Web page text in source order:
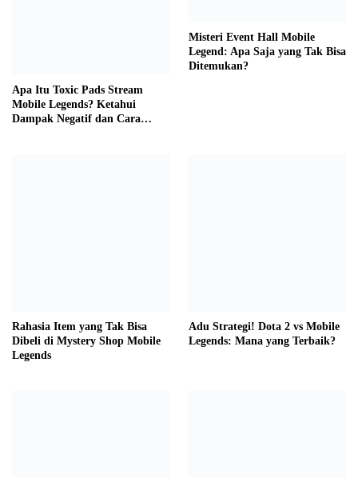
Apa Itu Toxic Pads Stream
Mobile Legends? Ketahui
Dampak Negatif dan Cara
Misteri Event Hall Mobile
Legend: Apa Saja yang Tak Bisa
Ditemukan?
Rahasia Item yang Tak Bisa
Dibeli di Mystery Shop Mobile
Legends
Adu Strategi! Dota 2 vs Mobile
Legends: Mana yang Terbaik?